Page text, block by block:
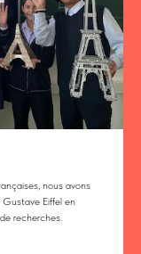
nous avons
Gustave Eiffel en
recherches.